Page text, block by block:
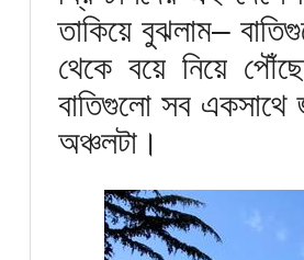
তাকিয়ে বুঝলাম–
থেকে বয়ে নিয়ে
বাতিগুলো সব একসাথে
অঞ্চলটা।